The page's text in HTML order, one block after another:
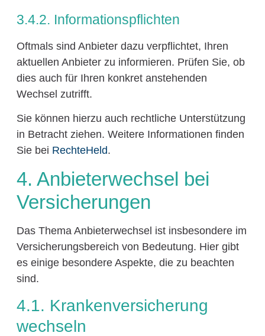
3.4.2. Informationspflichten
Oftmals sind Anbieter dazu verpflichtet, Ihren
aktuellen Anbieter zu informieren. Prüfen Sie, ob
dies auch für Ihren konkret anstehenden
Wechsel zutrifft.
Sie können hierzu auch rechtliche Unterstützung
in Betracht ziehen. Weitere Informationen finden
Sie bei RechteHeld.
4. Anbieterwechsel bei
Versicherungen
Das Thema Anbieterwechsel ist insbesondere im
Versicherungsbereich von Bedeutung. Hier gibt
es einige besondere Aspekte, die zu beachten
sind.
4.1. Krankenversicherung
wechseln